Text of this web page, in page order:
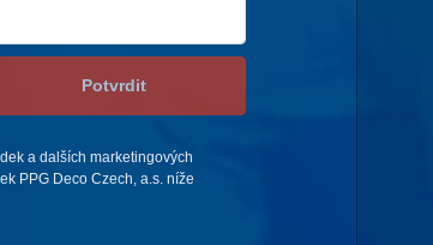
Potvrdit
a dalších marketingových
PPG Deco Czech, a.s. níže